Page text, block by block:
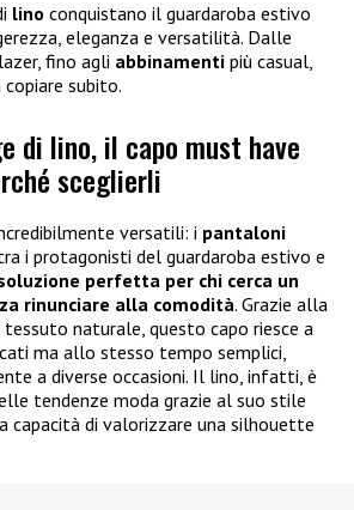
lino conquistano il guardaroba estivo
eleganza e versatilità. Dalle
fino agli abbinamenti più casual,
subito.
di lino, il capo must have
sceglierli
versatili: i pantaloni
i protagonisti del guardaroba estivo e
perfetta per chi cerca un
rinunciare alla comodità. Grazie alla
naturale, questo capo riesce a
ma allo stesso tempo semplici,
a diverse occasioni. Il lino, infatti, è
tendenze moda grazie al suo stile
capacità di valorizzare una silhouette